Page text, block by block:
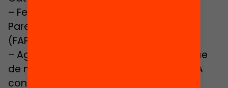
– Federació d’Associacions de Mares i
Pares d’Escoles Lliures de Catalunya
(FAPEL).
– Agrupació Escolar Catalana (AEC), que
de moment no té una federació d’AMPA
constituïda en paral·lel.